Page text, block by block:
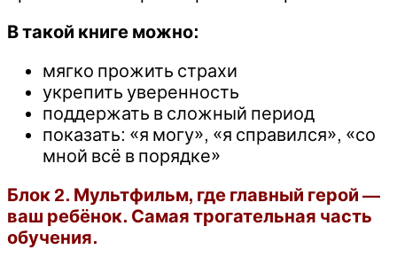
В такой книге можно:
мягко прожить страхи
укрепить уверенность
поддержать в сложный период
показать: «я могу», «я справился», «со
мной всё в порядке»
Блок 2. Мультфильм, где главный герой —
ваш ребёнок. Самая трогательная часть
обучения.